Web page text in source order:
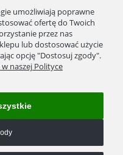
umożliwiają poprawne
ofertę do Twoich
przez nas
lub dostosować użycie
opcję "Dostosuj zgody".
naszej Polityce